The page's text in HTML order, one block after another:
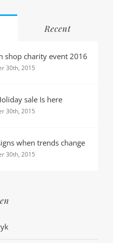
Recent
shop charity event 2016
30th, 2015
sale Is here
30th, 2015
when trends change
30th, 2015